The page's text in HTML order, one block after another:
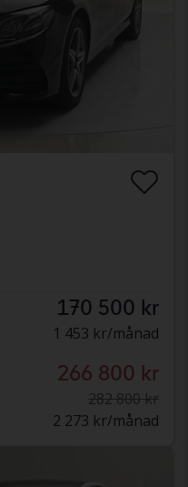
170 500 kr
1 453 kr/månad
266 800 kr
282 800 kr
2 273 kr/månad